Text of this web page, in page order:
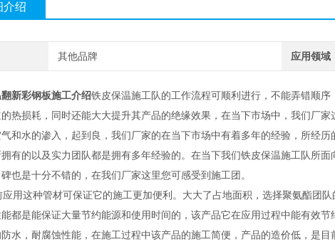
介绍
其他品牌 应用领域
新彩钢板施工介绍铁皮保温施工队的工作流程可顺利进行，不能弄错顺
热损耗，同时还能大大提升其产品的绝缘效果，在当下市场中，我们厂
和水的渗入，起到良，我们厂家的在当下市场中有着多年的经验，所经
有的以及实力团队都是拥有多年经验的。在当下我们铁皮保温施工队所
也是十分不错的，在我们厂家这里您可感受到施工团。
用这种管材可保证它的施工更加便利。大大了占地面积，选择聚氨酯团
都是能保证大量节约能源和使用时间的，该产品它在应用过程中能有效
水，耐腐蚀性能，在施工过程中该产品的施工简便，产品的造价低，是